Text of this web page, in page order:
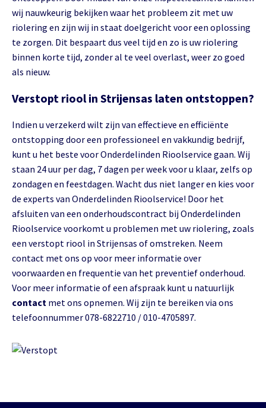
wij nauwkeurig bekijken waar het probleem zit met uw
riolering en zijn wij in staat doelgericht voor een oplossing
te zorgen. Dit bespaart dus veel tijd en zo is uw riolering
binnen korte tijd, zonder al te veel overlast, weer zo goed
als nieuw.
Verstopt riool in Strijensas laten ontstoppen?
Indien u verzekerd wilt zijn van effectieve en efficiënte
ontstopping door een professioneel en vakkundig bedrijf,
kunt u het beste voor Onderdelinden Rioolservice gaan. Wij
staan 24 uur per dag, 7 dagen per week voor u klaar, zelfs op
zondagen en feestdagen. Wacht dus niet langer en kies voor
de experts van Onderdelinden Rioolservice! Door het
afsluiten van een onderhoudscontract bij Onderdelinden
Rioolservice voorkomt u problemen met uw riolering, zoals
een verstopt riool in Strijensas of omstreken. Neem
contact met ons op voor meer informatie over
voorwaarden en frequentie van het preventief onderhoud.
Voor meer informatie of een afspraak kunt u natuurlijk
contact met ons opnemen. Wij zijn te bereiken via ons
telefoonnummer 078-6822710 / 010-4705897.